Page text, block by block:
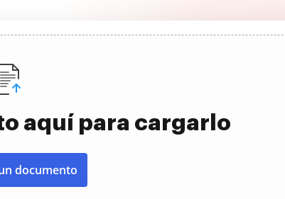
aquí para cargarlo
documento